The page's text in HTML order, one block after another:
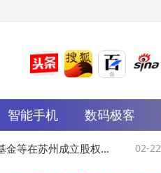
智能手机 数码极客
等在苏州成立股权投 02-22